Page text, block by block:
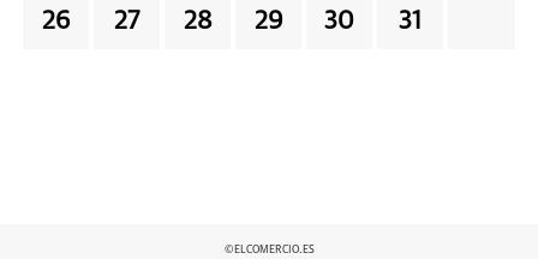
26 27 28 29 30 31
©ELCOMERCIO.ES